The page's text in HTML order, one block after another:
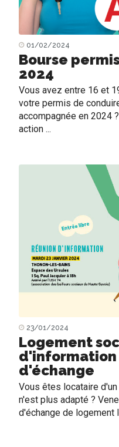
01/02/2024
Bourse
2024
Vous avez entre 16 et
votre permis de
accompagnée en 2024
action ...
23/01/2024
Logement
d'information
d'échange
Vous êtes locataire
n'est plus adapté ?
d'échange de logement